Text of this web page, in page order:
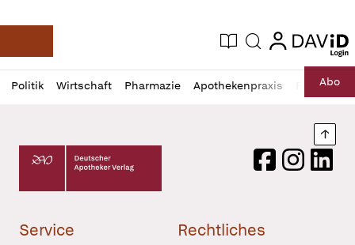
Deutsche Apotheker Zeitung
Aktuelle Ausgabe
Suche login
login
Politik Wirtschaft Pharmazie Apothekenpraxis RechtAbo
Profil
öffnen
Daz
Pur
Deutscher Apotheker Verlag Logo
FacebookInstagram
Service Rechtliches